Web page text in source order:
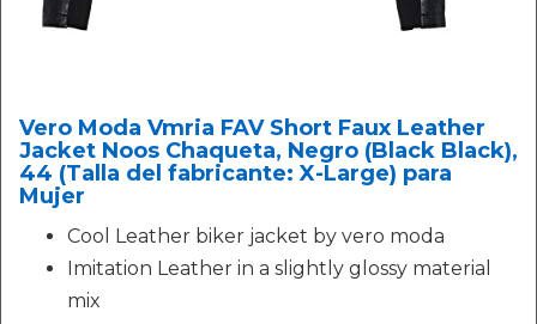
Vero Moda Vmria FAV Short Faux Leather
Jacket Noos Chaqueta, Negro (Black Black),
44 (Talla del fabricante: X-Large) para
Mujer
Cool Leather biker jacket by vero moda
Imitation Leather in a slightly glossy material
mix